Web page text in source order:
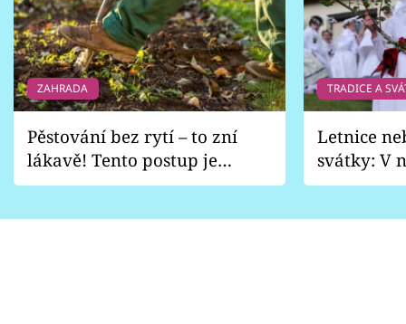
ZAHRADA
Pěstování bez rytí – to zní
lákavě! Tento postup je
vhodný jen pro některé
TRADICE A
Letnice
svátky: V
pondělí